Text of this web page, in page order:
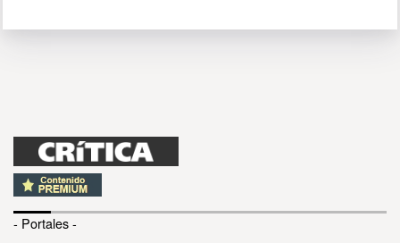
- Portales -